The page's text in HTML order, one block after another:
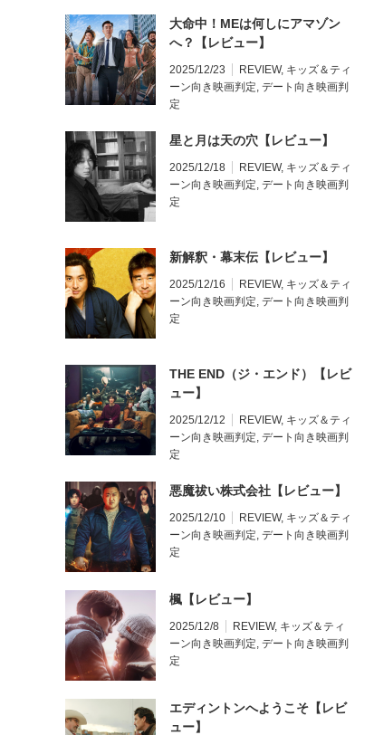
大命中！MEは何しにアマゾン
へ？【レビュー】
2025/12/23 REVIEW, キッズ＆ティ
ーン向き映画判定, デート向き映画判
定
星と月は天の穴【レビュー】
2025/12/18 REVIEW, キッズ＆ティ
ーン向き映画判定, デート向き映画判
定
新解釈・幕末伝【レビュー】
2025/12/16 REVIEW, キッズ＆ティ
ーン向き映画判定, デート向き映画判
定
THE END（ジ・エンド）【レビ
ュー】
2025/12/12 REVIEW, キッズ＆ティ
ーン向き映画判定, デート向き映画判
定
悪魔祓い株式会社【レビュー】
2025/12/10 REVIEW, キッズ＆ティ
ーン向き映画判定, デート向き映画判
定
楓【レビュー】
2025/12/8 REVIEW, キッズ＆ティ
ーン向き映画判定, デート向き映画判
定
エディントンへようこそ【レビ
ュー】